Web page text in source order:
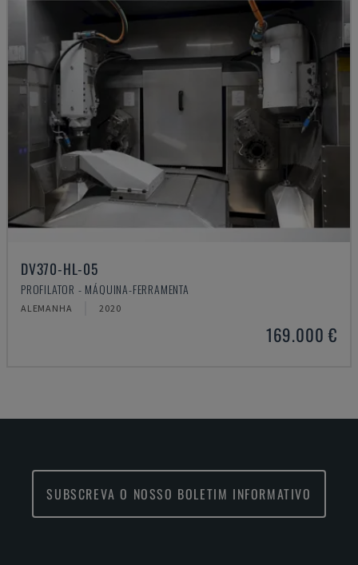
DV370-HL-05
PROFILATOR - MÁQUINA-FERRAMENTA
ALEMANHA 2020
169.000 €
SUBSCREVA O NOSSO BOLETIM INFORMATIVO